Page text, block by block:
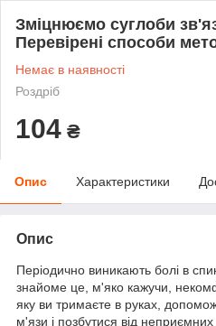
Зміцнюємо суглоби
Перевірені способи
Немає в наявності
Роздріб
104 ₴
Опис Характеристики
Опис
Періодично виникають болі в
знайоме це, м'яко кажучи,
яку ви тримаєте в руках,
м'язи і позбутися від неприємних